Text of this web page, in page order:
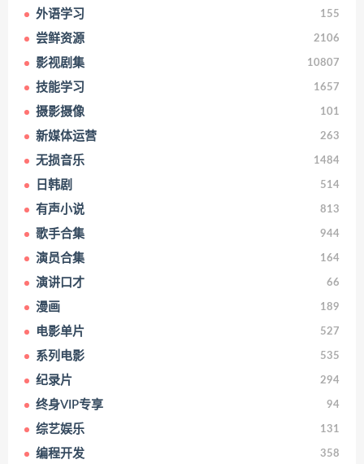
外语学习 155
尝鲜资源 2106
影视剧集 10807
技能学习 1657
摄影摄像 101
新媒体运营 263
无损音乐 1484
日韩剧 514
有声小说 813
歌手合集 944
演员合集 164
演讲口才 66
漫画 189
电影单片 527
系列电影 535
纪录片 294
终身VIP专享 94
综艺娱乐 131
编程开发 358